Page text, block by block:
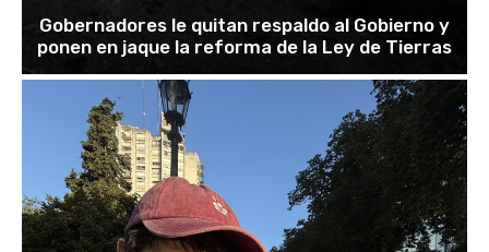
Gobernadores le quitan respaldo al Gobierno y
ponen en jaque la reforma de la Ley de Tierras